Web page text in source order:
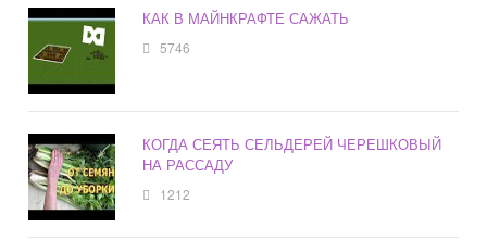
КАК В МАЙНКРАФТЕ САЖАТЬ
5746
КОГДА СЕЯТЬ СЕЛЬДЕРЕЙ ЧЕРЕШКОВЫЙ
НА РАССАДУ
1212